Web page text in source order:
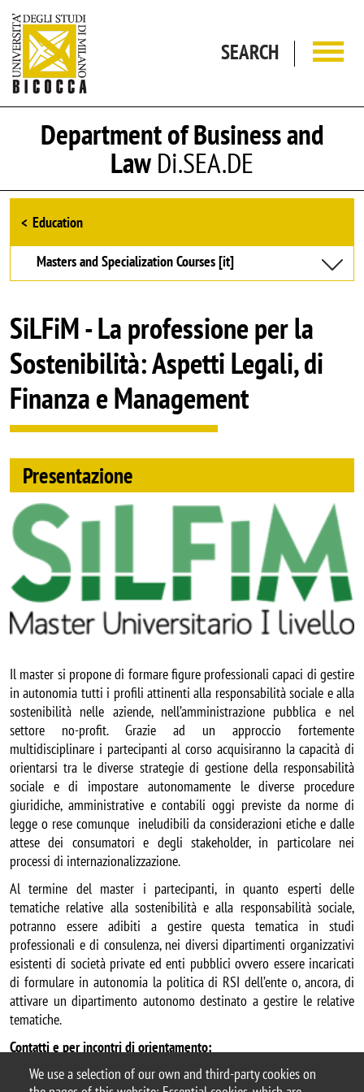
We use a selection of our own and third-party cookies on
SEARCH
Department of Business and
LawDi.SEA.DE
Browse the section
Education
Masters and Specialization Courses [it]
SiLFiM - La professione per la
Sostenibilità: Aspetti Legali, di
Finanza e Management
Presentazione
Image
Il master si propone di formare figure professionali capaci di gestire
in autonomia tutti i profili attinenti alla responsabilità sociale e alla
sostenibilità nelle aziende, nell’amministrazione pubblica e nel
settore no-profit. Grazie ad un approccio fortemente
multidisciplinare i partecipanti al corso acquisiranno la capacità di
orientarsi tra le diverse strategie di gestione della responsabilità
sociale e di impostare autonomamente le diverse procedure
giuridiche, amministrative e contabili oggi previste da norme di
legge o rese comunque ineludibili da considerazioni etiche e dalle
attese dei consumatori e degli stakeholder, in particolare nei
processi di internazionalizzazione.
Al termine del master i partecipanti, in quanto esperti delle
tematiche relative alla sostenibilità e alla responsabilità sociale,
potranno essere adibiti a gestire questa tematica in studi
professionali e di consulenza, nei diversi dipartimenti organizzativi
esistenti di società private ed enti pubblici ovvero essere incaricati
di formulare in autonomia la politica di RSI dell’ente o, ancora, di
attivare un dipartimento autonomo destinato a gestire le relative
tematiche.
Contatti e per incontri di orientamento:
master.sostenibilita@unimib.it